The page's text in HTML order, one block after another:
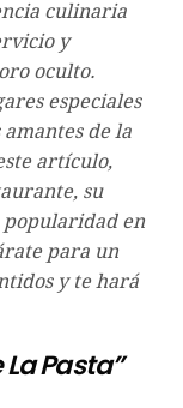
culinaria
y
oculto.
especiales
de la
artículo,
su
en
para un
y te hará
Pasta”